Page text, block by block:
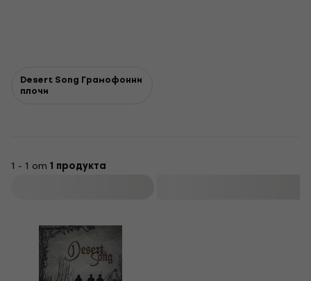
Desert Song Грамофонни
плочи
1 - 1 от 1 продукта